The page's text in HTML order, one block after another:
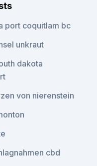
port coquitlam bc
unkraut
dakota
von nierenstein
cbd